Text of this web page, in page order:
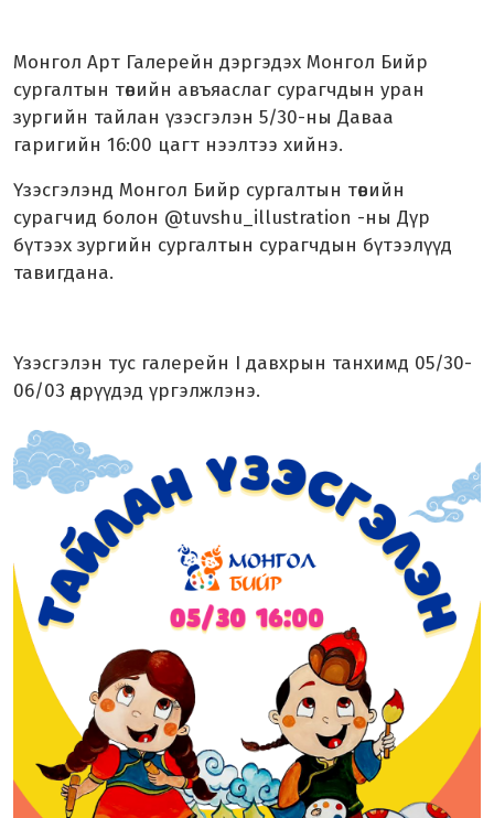
Монгол Арт Галерейн дэргэдэх Монгол Бийр
сургалтын төвийн авъяаслаг сурагчдын уран
зургийн тайлан үзэсгэлэн 5/30-ны Даваа
гаригийн 16:00 цагт нээлтээ хийнэ.
Үзэсгэлэнд Монгол Бийр сургалтын төвийн
сурагчид болон @tuvshu_illustration -ны Дүр
бүтээх зургийн сургалтын сурагчдын бүтээлүүд
тавигдана.
Үзэсгэлэн тус галерейн I давхрын танхимд 05/30-
06/03 өдрүүдэд үргэлжлэнэ.